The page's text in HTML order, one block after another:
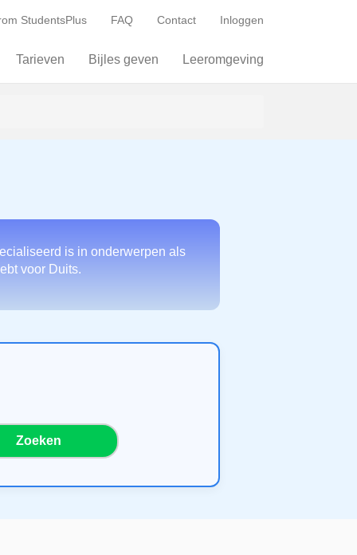
StudentsPlus FAQ Contact Inloggen
Tarieven Bijles geven Leeromgeving
is in onderwerpen als
voor Duits.
Zoeken